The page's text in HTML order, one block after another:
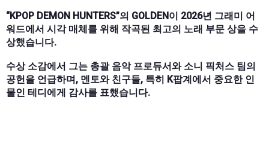
“KPOP DEMON HUNTERS”의 GOLDEN이 2026년 그래미 어
워드에서 시각 매체를 위해 작곡된 최고의 노래 부문 상을 수
상했습니다.
수상 소감에서 그는 총괄 음악 프로듀서와 소니 픽처스 팀의
공헌을 언급하며, 멘토와 친구들, 특히 K팝계에서 중요한 인
물인 테디에게 감사를 표했습니다.